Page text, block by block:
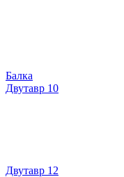
Балка
Двутавр 10
Двутавр 12